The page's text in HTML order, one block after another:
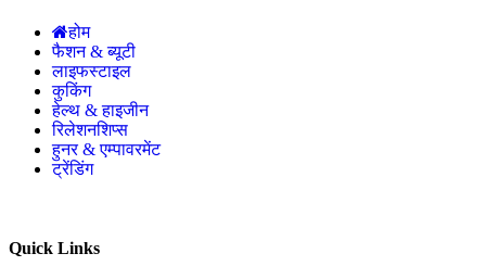
होम
फैशन & ब्यूटी
लाइफस्टाइल
कुकिंग
हेल्थ & हाइजीन
रिलेशनशिप्स
हुनर & एम्पावरमेंट
ट्रेंडिंग
Quick Links